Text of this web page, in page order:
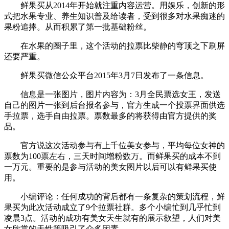
鲜果买从2014年开始就注重内容运营。用娱乐，创新的形
式把水果专业、养生知识普及给读者，受到很多对水果痴迷的
果粉追捧。从而积累了第一批基础粉丝。
在水果的圈子里，这个活动的拉票比柴静的穹顶之下刷屏
还要严重。
鲜果买微信公众平台2015年3月7日发布了一条信息。
信息是一张图片，图片内容为：3月全民票选女王，发送
自己的图片一张到后台报名参与，官方生成一个投票界面供选
手拉票，选手自由拉票。票数最多的将获得由官方提供的奖
品。
官方说这次活动参与有上千位美女参与，平均每位女神的
票数为100票左右，三天时间增粉数万。而鲜果买的成本不到
一万元。重要的是参与活动的美女图片以后可以有鲜果买使
用。
小编评论：任何成功的背后都有一条复杂的策划流程，鲜
果买为此次活动成立了9个拉票社群。多个小编忙到几乎忙到
凌晨3点。活动的成功有美女天生就有的展示欲望，人们对美